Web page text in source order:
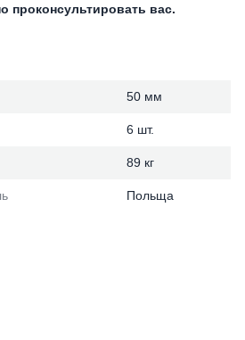
проконсультировать вас.
50 мм
6 шт.
89 кг
Польща